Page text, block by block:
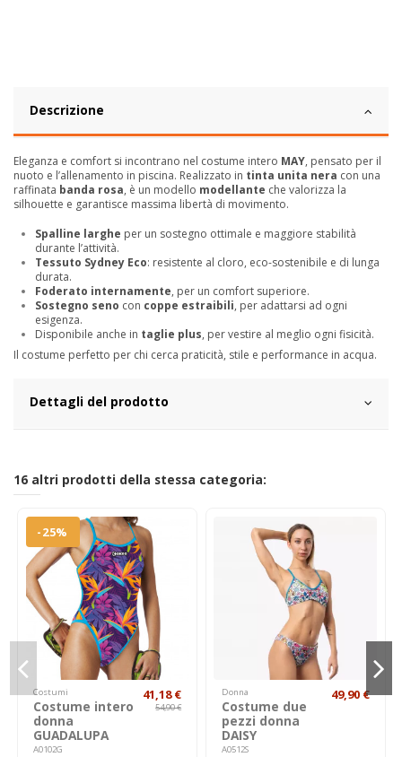
Descrizione
Eleganza e comfort si incontrano nel costume intero MAY, pensato per il
nuoto e l’allenamento in piscina. Realizzato in tinta unita nera con una
raffinata banda rosa, è un modello modellante che valorizza la
silhouette e garantisce massima libertà di movimento.
Spalline larghe per un sostegno ottimale e maggiore stabilità
durante l’attività.
Tessuto Sydney Eco: resistente al cloro, eco-sostenibile e di lunga
durata.
Foderato internamente, per un comfort superiore.
Sostegno seno con coppe estraibili, per adattarsi ad ogni
esigenza.
Disponibile anche in taglie plus, per vestire al meglio ogni fisicità.
Il costume perfetto per chi cerca praticità, stile e performance in acqua.
Dettagli del prodotto
16 altri prodotti della stessa categoria:
-25%
Costumi
Costume intero
donna
GUADALUPA
A0102G
41,18 €
54,90 €
Donna
Costume due
pezzi donna
DAISY
A0512S
49,90 €